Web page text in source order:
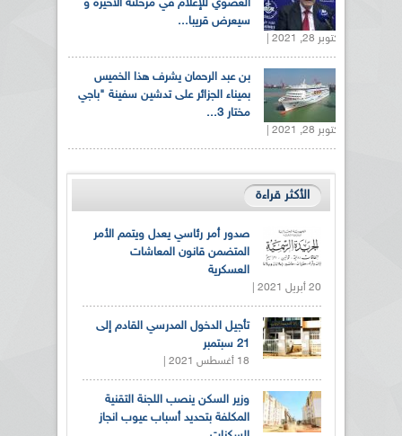
العضوي للإعلام في مرحلته الأخيرة و
سيعرض قريبا...
أكتوبر 28, 2021 |
بن عبد الرحمان يشرف هذا الخميس
بميناء الجزائر على تدشين سفينة "باجي
مختار 3...
أكتوبر 28, 2021 |
الأكثر قراءة
صدور أمر رئاسي يعدل ويتمم الأمر
المتضمن قانون المعاشات
العسكرية
20 أبريل 2021 |
تأجيل الدخول المدرسي القادم إلى
21 سبتمبر
18 أغسطس 2021 |
وزير السكن ينصب اللجنة التقنية
المكلفة بتحديد أسباب عيوب انجاز